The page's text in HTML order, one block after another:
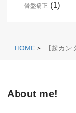
骨盤矯正 (1)
HOME > 【超カ
About me!